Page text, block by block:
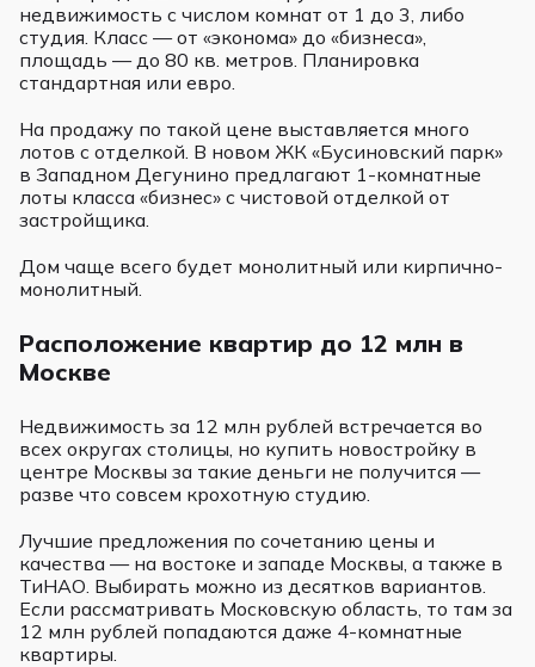
недвижимость с числом комнат от 1 до 3, либо
студия. Класс — от «эконома» до «бизнеса»,
площадь — до 80 кв. метров. Планировка
стандартная или евро.
На продажу по такой цене выставляется много
лотов с отделкой. В новом ЖК «Бусиновский парк»
в Западном Дегунино предлагают 1-комнатные
лоты класса «бизнес» с чистовой отделкой от
застройщика.
Дом чаще всего будет монолитный или кирпично-
монолитный.
Расположение квартир до 12 млн в
Москве
Недвижимость за 12 млн рублей встречается во
всех округах столицы, но купить новостройку в
центре Москвы за такие деньги не получится —
разве что совсем крохотную студию.
Лучшие предложения по сочетанию цены и
качества — на востоке и западе Москвы, а также в
ТиНАО. Выбирать можно из десятков вариантов.
Если рассматривать Московскую область, то там за
12 млн рублей попадаются даже 4-комнатные
квартиры.